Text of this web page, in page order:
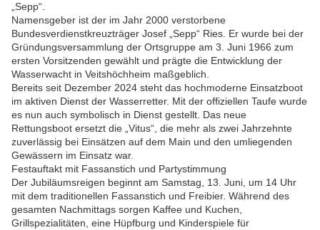
„Sepp“.
Namensgeber ist der im Jahr 2000 verstorbene
Bundesverdienstkreuzträger Josef „Sepp“ Ries. Er wurde bei der
Gründungsversammlung der Ortsgruppe am 3. Juni 1966 zum
ersten Vorsitzenden gewählt und prägte die Entwicklung der
Wasserwacht in Veitshöchheim maßgeblich.
Bereits seit Dezember 2024 steht das hochmoderne Einsatzboot
im aktiven Dienst der Wasserretter. Mit der offiziellen Taufe wurde
es nun auch symbolisch in Dienst gestellt. Das neue
Rettungsboot ersetzt die „Vitus“, die mehr als zwei Jahrzehnte
zuverlässig bei Einsätzen auf dem Main und den umliegenden
Gewässern im Einsatz war.
Festauftakt mit Fassanstich und Partystimmung
Der Jubiläumsreigen beginnt am Samstag, 13. Juni, um 14 Uhr
mit dem traditionellen Fassanstich und Freibier. Während des
gesamten Nachmittags sorgen Kaffee und Kuchen,
Grillspezialitäten, eine Hüpfburg und Kinderspiele für